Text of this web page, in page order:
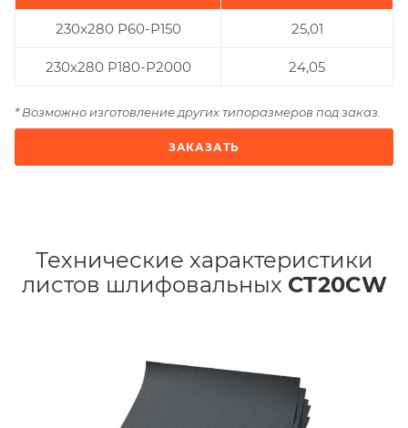
230x280 Р60-Р150 25,01
230x280 Р180-Р2000 24,05
* Возможно изготовление других типоразмеров под заказ.
ЗАКАЗАТЬ
Технические характеристики
листов шлифовальных СT20CW